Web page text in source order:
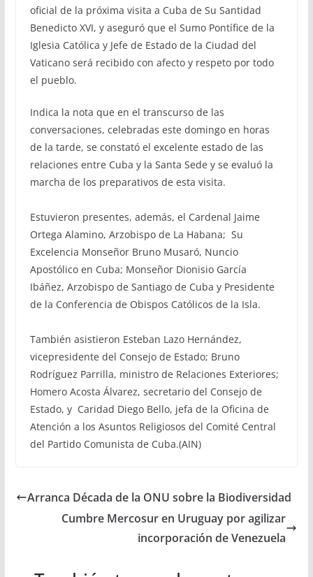
oficial de la próxima visita a Cuba de Su Santidad
Benedicto XVI, y aseguró que el Sumo Pontífice de la
Iglesia Católica y Jefe de Estado de la Ciudad del
Vaticano será recibido con afecto y respeto por todo
el pueblo.
Indica la nota que en el transcurso de las
conversaciones, celebradas este domingo en horas
de la tarde, se constató el excelente estado de las
relaciones entre Cuba y la Santa Sede y se evaluó la
marcha de los preparativos de esta visita.
Estuvieron presentes, además, el Cardenal Jaime
Ortega Alamino, Arzobispo de La Habana; Su
Excelencia Monseñor Bruno Musaró, Nuncio
Apostólico en Cuba; Monseñor Dionisio García
Ibáñez, Arzobispo de Santiago de Cuba y Presidente
de la Conferencia de Obispos Católicos de la Isla.
También asistieron Esteban Lazo Hernández,
vicepresidente del Consejo de Estado; Bruno
Rodríguez Parrilla, ministro de Relaciones Exteriores;
Homero Acosta Álvarez, secretario del Consejo de
Estado, y Caridad Diego Bello, jefa de la Oficina de
Atención a los Asuntos Religiosos del Comité Central
del Partido Comunista de Cuba.(AIN)
Arranca Década de la ONU sobre la Biodiversidad
Cumbre Mercosur en Uruguay por agilizar
incorporación de Venezuela